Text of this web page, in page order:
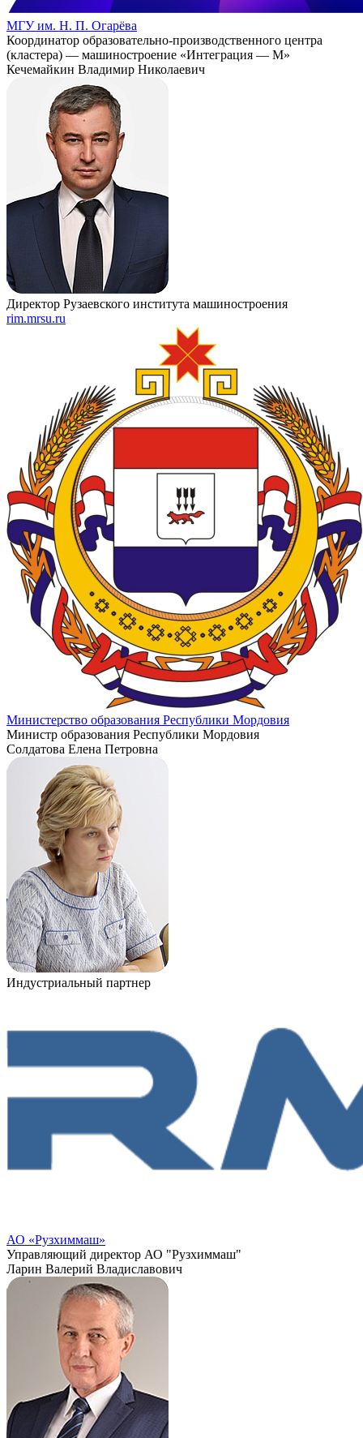
МГУ им. Н. П. Огарёва
Координатор образовательно-производственного центра
(кластера) — машиностроение «Интеграция — М»
Кечемайкин Владимир Николаевич
Директор Рузаевского института машиностроения
rim.mrsu.ru
Министерство образования Республики Мордовия
Министр образования Республики Мордовия
Солдатова Елена Петровна
Индустриальный партнер
АО «Рузхиммаш»
Управляющий директор АО "Рузхиммаш"
Ларин Валерий Владиславович